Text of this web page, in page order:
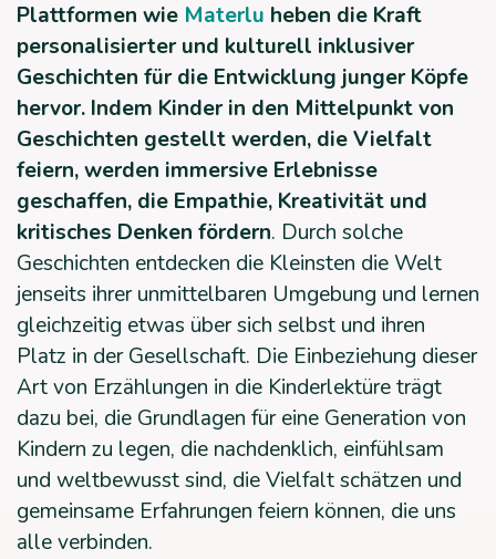
Plattformen wie Materlu heben die Kraft
personalisierter und kulturell inklusiver
Geschichten für die Entwicklung junger Köpfe
hervor. Indem Kinder in den Mittelpunkt von
Geschichten gestellt werden, die Vielfalt
feiern, werden immersive Erlebnisse
geschaffen, die Empathie, Kreativität und
kritisches Denken fördern. Durch solche
Geschichten entdecken die Kleinsten die Welt
jenseits ihrer unmittelbaren Umgebung und lernen
gleichzeitig etwas über sich selbst und ihren
Platz in der Gesellschaft. Die Einbeziehung dieser
Art von Erzählungen in die Kinderlektüre trägt
dazu bei, die Grundlagen für eine Generation von
Kindern zu legen, die nachdenklich, einfühlsam
und weltbewusst sind, die Vielfalt schätzen und
gemeinsame Erfahrungen feiern können, die uns
alle verbinden.